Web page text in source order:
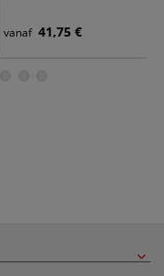
vanaf 41,75 €